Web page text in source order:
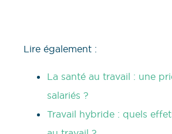
Lire également :
La santé au travail : une
salariés ?
Travail hybride : quels